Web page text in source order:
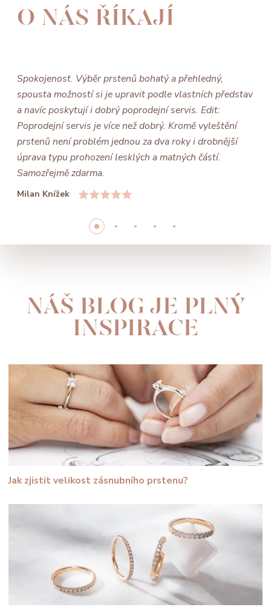
O NÁS ŘÍKAJÍ
Spokojenost. Výběr prstenů bohatý a přehledný,
spousta možností si je upravit podle vlastních představ
a navíc poskytují i dobrý poprodejní servis. Edit:
Poprodejní servis je více než dobrý. Kromě vyleštění
prstenů není problém jednou za dva roky i drobnější
úprava typu prohození lesklých a matných částí.
Samozřejmě zdarma.
Milan Knížek
NÁŠ BLOG JE PLNÝ
INSPIRACE
Jak zjistit velikost zásnubního prstenu?